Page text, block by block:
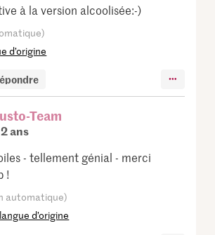
à la version alcoolisée:-)
d’origine
Team
ans
- tellement génial - merci
!
automatique)
d’origine